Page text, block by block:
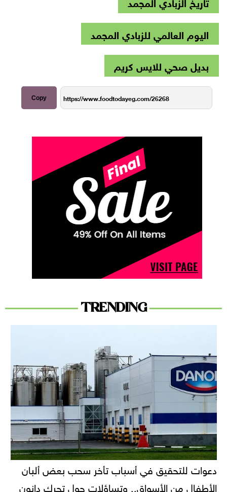
اليوم العالمي للزبادي المجمد
بديل صحي للايس كريم
Copy
TRENDING
دعوات للتحقيق في أسباب تأخر سحب بعض ألبان
الأطفال من الأسواق.. وتساؤلات حول تحرك دانون